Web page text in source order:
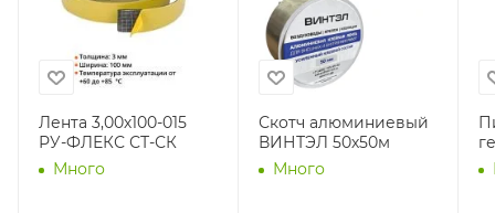
Лента 3,00х100-015
РУ-ФЛЕКС СТ-СК
Много
Скотч алюминиевый
ВИНТЭЛ 50х50м
Много